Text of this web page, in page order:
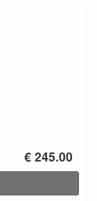
€ 245.00